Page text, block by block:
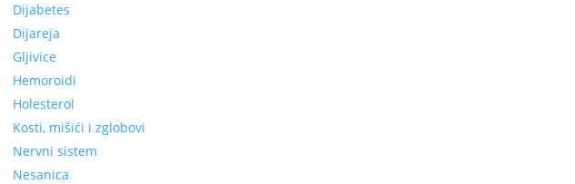
Dijabetes
Dijareja
Gljivice
Hemoroidi
Holesterol
Kosti, mišići i zglobovi
Nervni sistem
Nesanica